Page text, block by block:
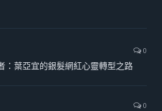
0
：葉亞宜的銀髮網紅心靈轉型之路
0